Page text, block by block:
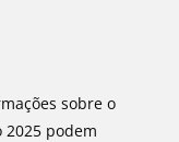
sobre o
2025 podem